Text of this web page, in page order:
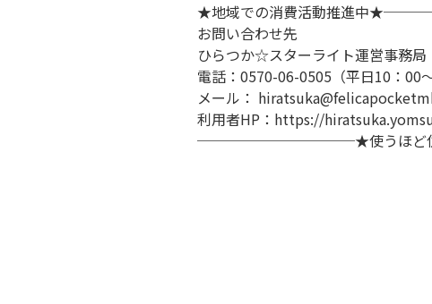
★地域での消費活動推進中
お問い合わせ先
ひらつか☆スターライト運営事務局
電話： 0570-06-0505 （平日10 ： 00
メール：
利用者HP ： https://
───────────★使うほど住